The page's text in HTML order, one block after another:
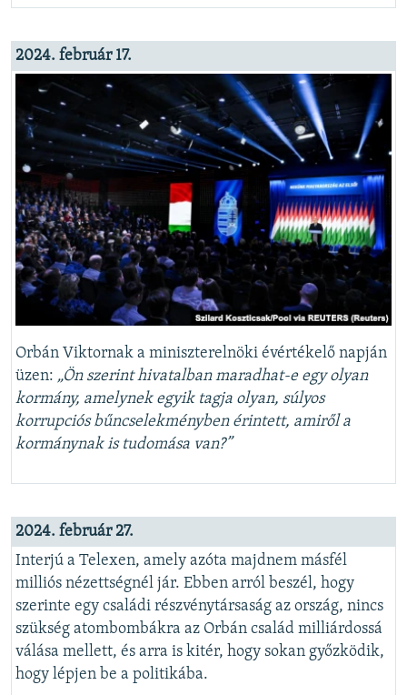
2024. február 17.
Orbán Viktornak a miniszterelnöki évértékelő napján
üzen: „Ön szerint hivatalban maradhat-e egy olyan
kormány, amelynek egyik tagja olyan, súlyos
korrupciós bűncselekményben érintett, amiről a
kormánynak is tudomása van?”
2024. február 27.
Interjú a Telexen, amely azóta majdnem másfél
milliós nézettségnél jár. Ebben arról beszél, hogy
szerinte egy családi részvénytársaság az ország, nincs
szükség atombombákra az Orbán család milliárdossá
válása mellett, és arra is kitér, hogy sokan győzködik,
hogy lépjen be a politikába.